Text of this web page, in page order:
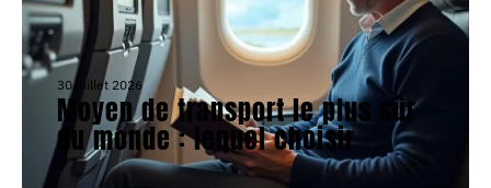
30 juillet 2026
Moyen de transport le plus sûr
du monde : lequel choisir